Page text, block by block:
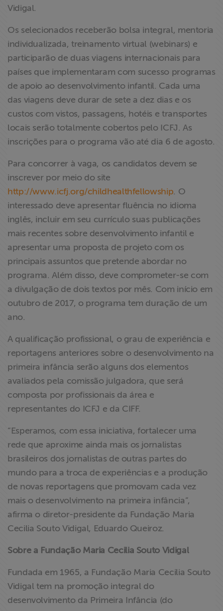
Assine a nossa
newsletter
Fale Conosco
Vidigal.
Os selecionados receberão bolsa integral, mentoria
individualizada, treinamento virtual (webinars) e
participarão de duas viagens internacionais para
países que implementaram com sucesso programas
de apoio ao desenvolvimento infantil. Cada uma
das viagens deve durar de sete a dez dias e os
custos com vistos, passagens, hotéis e transportes
locais serão totalmente cobertos pelo ICFJ. As
inscrições para o programa vão até dia 6 de agosto.
Para concorrer à vaga, os candidatos devem se
inscrever por meio do site
http://www.icfj.org/childhealthfellowship. O
interessado deve apresentar fluência no idioma
inglês, incluir em seu currículo suas publicações
mais recentes sobre desenvolvimento infantil e
apresentar uma proposta de projeto com os
principais assuntos que pretende abordar no
programa. Além disso, deve comprometer-se com
a divulgação de dois textos por mês. Com início em
outubro de 2017, o programa tem duração de um
ano.
A qualificação profissional, o grau de experiência e
reportagens anteriores sobre o desenvolvimento na
primeira infância serão alguns dos elementos
avaliados pela comissão julgadora, que será
composta por profissionais da área e
representantes do ICFJ e da CIFF.
“Esperamos, com essa iniciativa, fortalecer uma
rede que aproxime ainda mais os jornalistas
brasileiros dos jornalistas de outras partes do
mundo para a troca de experiências e a produção
de novas reportagens que promovam cada vez
mais o desenvolvimento na primeira infância”,
afirma o diretor-presidente da Fundação Maria
Cecilia Souto Vidigal, Eduardo Queiroz.
Sobre a Fundação Maria Cecilia Souto Vidigal
Fundada em 1965, a Fundação Maria Cecilia Souto
Vidigal tem na promoção integral do
desenvolvimento da Primeira Infância (do